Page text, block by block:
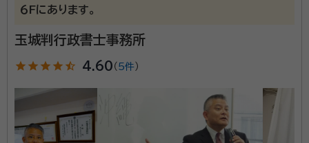
事務所口コミ（抜粋）：
account_circle 満足度 5.0
ご利用時期：2025/11
面談の感想
とても詳しく説明うけ、自宅からも近く、見積り金額で納得し、全てお任せ
できると思い、ご依頼しました。
契約後の感想
６Fにあります。
玉城判行政書士事務所
star star star star star_half 4.60 （ 5件 ）